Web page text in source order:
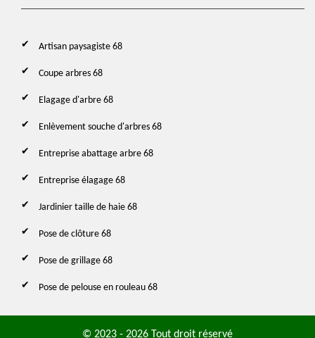
Artisan paysagiste 68
Coupe arbres 68
Elagage d'arbre 68
Enlèvement souche d'arbres 68
Entreprise abattage arbre 68
Entreprise élagage 68
Jardinier taille de haie 68
Pose de clôture 68
Pose de grillage 68
Pose de pelouse en rouleau 68
© 2023 - 2026 Tout droit réservé